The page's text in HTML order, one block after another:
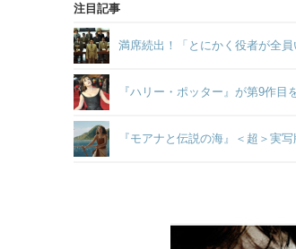
注目記事
満席続出！「とにかく役者が全
『ハリー・ポッター』が第9作
『モアナと伝説の海』＜超＞実